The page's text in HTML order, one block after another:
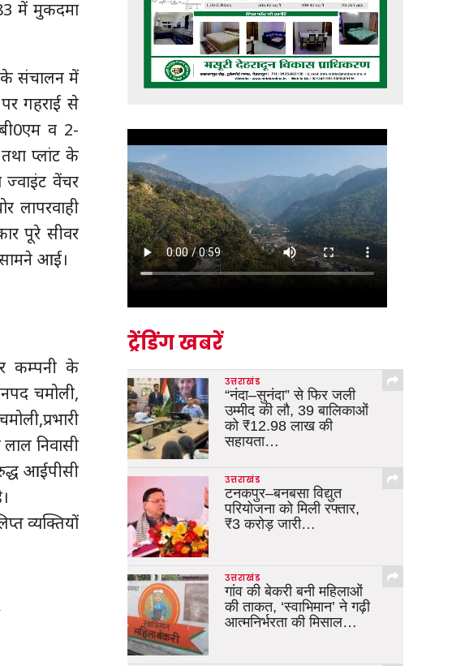
में मुकदमा
के संचालन में
गहराई से
व 2-
तथा प्लांट के
वेंचर
लापरवाही
पूरे सीवर
सामने आई।
कम्पनी के
चमोली,
निवासी
आईपीसी
व्यक्तियों
ट्रेंडिंग खबरें
उत्तराखंड
“नंदा–सुनंदा” से फिर जली
उम्मीद की लौ, 39 बालिकाओं
को ₹12.98 लाख की
सहायता…
उत्तराखंड
टनकपुर–बनबसा विद्युत
परियोजना को मिली रफ्तार,
₹3 करोड़ जारी…
उत्तराखंड
गांव की बेकरी बनी महिलाओं
की ताकत, ‘स्वाभिमान’ ने गढ़ी
आत्मनिर्भरता की मिसाल…